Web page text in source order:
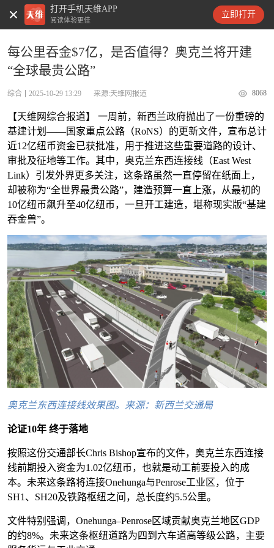
打开手机天维APP
阅读体验更佳
立即打开
天维新闻
每公里吞金$7亿，是否值得？奥克兰将开建
“全球最贵公路”
综合 2025-10-29 13:29 来源:天维网报道 8068
【天维网综合报道】 一周前，新西兰政府抛出了一份重磅的
基建计划——国家重点公路（RoNS）的更新文件，宣布总计
近12亿纽币资金已获批准，用于推进这些重要道路的设计、
审批及征地等工作。其中，奥克兰东西连接线（East West
Link）引发外界更多关注，这条路虽然一直停留在纸面上，
却被称为“全世界最贵公路”，建造预算一直上涨，从最初的
10亿纽币飙升至40亿纽币，一旦开工建造，堪称现实版“基建
吞金兽”。
奥克兰东西连接线效果图。来源：新西兰交通局
论证10年 终于落地
按照这份交通部长Chris Bishop宣布的文件，奥克兰东西连接
线前期投入资金为1.02亿纽币，也就是动工前要投入的成
本。未来这条路将连接Onehunga与Penrose工业区，位于
SH1、SH20及铁路枢纽之间，总长度约5.5公里。
文件特别强调，Onehunga–Penrose区域贡献奥克兰地区GDP
的约8%。未来这条枢纽道路为四到六车道高等级公路，主要